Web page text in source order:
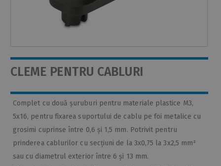
CLEME PENTRU CABLURI
Complet cu două șuruburi pentru materiale plastice M3,
5x16, pentru fixarea suportului de cablu pe foi metalice cu
grosimi cuprinse între 0,6 și 1,5 mm. Potrivit pentru
prinderea cablurilor cu secțiuni de la 3x0,75 la 3x2,5 mm²
sau cu diametrul exterior între 6 și 13 mm.